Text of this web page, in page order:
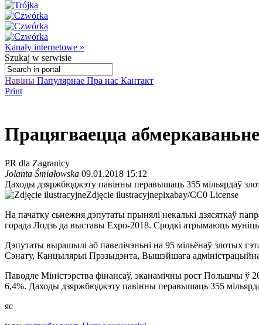
Kanały internetowe »
Szukaj w serwisie
Навіны Папулярнае Пра нас Кантакт
Print
Працягваецца
PR dla Zagranicy
Jolanta Śmiałowska 09.01.2018 15:12
Даходы дзяржбюджэту павінны перавышаць 355 мільярдаў
Zdjęcie ilustracyjnepixabay/CC0 License
На пачатку сьнежня дэпутаты прынялі некалькі дзясяткаў
горада Лодзь да выставы Expo-2018. Сродкі атрымаюць
Дэпутаты вырашылі аб павелічэньні на 95 мільёнаў злотых
Сэнату, Канцылярыі Прэзыдэнта, Вышэйшага
Паводле Міністэрства фінансаў, эканамічны рост Польшчы ў
6,4%. Даходы дзяржбюджэту павінны перавышаць 355
яс